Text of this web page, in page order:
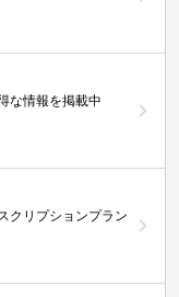
な情報を掲載中
クリプションプラン